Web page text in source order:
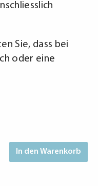
Sie, dass bei
oder eine
In den Warenkorb